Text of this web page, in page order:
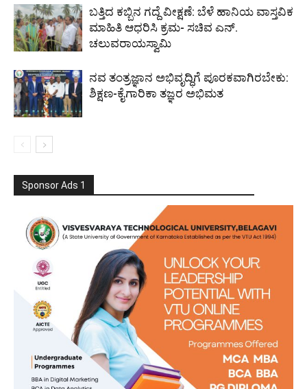
ಬತ್ತಿದ ಕಬ್ಬಿನ ಗದ್ದೆ ವೀಕ್ಷಣೆ: ಬೆಳೆ ಹಾನಿಯ ವಾಸ್ತವಿಕ
ಮಾಹಿತಿ ಆಧರಿಸಿ ಕ್ರಮ- ಸಚಿವ ಎನ್.
ಚಲುವರಾಯಸ್ವಾಮಿ
ನವ ತಂತ್ರಜ್ಞಾನ ಅಭಿವೃದ್ಧಿಗೆ ಪೂರಕವಾಗಿರಬೇಕು:
ಶಿಕ್ಷಣ-ಕೈಗಾರಿಕಾ ತಜ್ಞರ ಅಭಿಮತ
Sponsor Ads 1